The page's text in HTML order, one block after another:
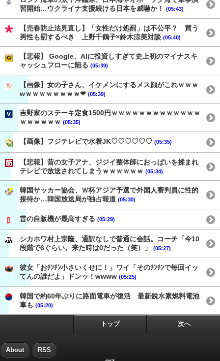
習開始…ウクライナ支援続ける日本を威嚇か！
(05:43)
【売春防止法見直し】「女性だけ処罰」は不公平？ 買う
男性も罰するべき 上野千鶴子×鈴木涼美対談 (05:40)
【悲報】 Google、AIに投資しすぎて史上初のマイナスキ
ャッシュフローに陥る (05:39)
【画像】女の子さん、イケメンにするメス顔がこれｗｗｗ
wｗｗｗｗｗｗｗｗ❤ (05:39)
吉野家のステーキ定食1500円ｗｗｗｗｗｗｗｗｗｗｗｗｗ
ｗｗｗｗｗｗ (05:35)
【画像】フジテレビで水着JK♡♡♡♡♡♡ (05:35)
【悲報】昔の女子アナ、ジジイ整体師におっぱいを揉まれ
テレビで放送されてしまうｗｗｗｗｗｗ (05:34)
韓国サッカー協会、Ｗ杯アジア予選で外国人審判員に性的
接待か…韓国放送局が独占報道 (05:30)
昔の自販機が最高すぎる (05:29)
シカホワ村上宗隆、通訳なしで普通に会話。コーチ「今10
段階で6ぐらい。来た時は0だった（笑）」
(05:27)
彼女「おﾁﾝﾁﾝ小さいくせに！」ワイ「そのﾁﾝﾁﾝで毎回イッ
てんの誰だよ」ドンッ！wwww (05:25)
韓国で約60年ぶりに路面電車が復活 最新鋭水素燃料電池
車も (05:20)
トップ 次へ
About RSS